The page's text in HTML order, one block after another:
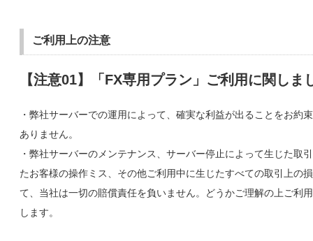
ご利用上の注意
【注意01】「FX専用プラン」ご利用に関しま
・弊社サーバーでの運用によって、確実な利益が出ることをお約
ありません。
・弊社サーバーのメンテナンス、サーバー停止によって生じた取
たお客様の操作ミス、その他ご利用中に生じたすべての取引上の
て、当社は一切の賠償責任を負いません。どうかご理解の上ご利
します。